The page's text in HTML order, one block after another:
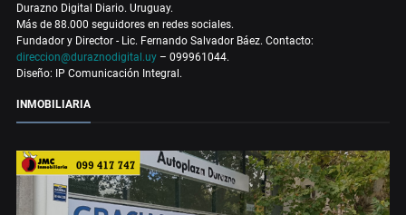
Durazno Digital Diario. Uruguay.
Más de 88.000 seguidores en redes sociales.
Fundador y Director - Lic. Fernando Salvador Báez. Contacto:
direccion@duraznodigital.uy – 099961044.
Diseño: IP Comunicación Integral.
INMOBILIARIA